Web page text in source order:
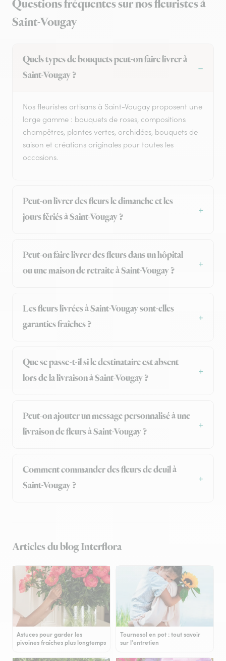
Questions fréquentes sur nos fleuristes à
Saint-Vougay
Quels types de bouquets peut-on faire livrer à
Saint-Vougay ?
Nos fleuristes artisans à Saint-Vougay proposent une
large gamme : bouquets de roses, compositions
champêtres, plantes vertes, orchidées, bouquets de
saison et créations originales pour toutes les
occasions.
Peut-on livrer des fleurs le dimanche et les
jours fériés à Saint-Vougay ?
Peut-on faire livrer des fleurs dans un hôpital
ou une maison de retraite à Saint-Vougay ?
Les fleurs livrées à Saint-Vougay sont-elles
garanties fraîches ?
Que se passe-t-il si le destinataire est absent
lors de la livraison à Saint-Vougay ?
Peut-on ajouter un message personnalisé à une
livraison de fleurs à Saint-Vougay ?
Comment commander des fleurs de deuil à
Saint-Vougay ?
Articles du blog Interflora
Astuces pour garder les
pivoines fraîches plus longtemps
Tournesol en pot : tout savoir
sur l'entretien